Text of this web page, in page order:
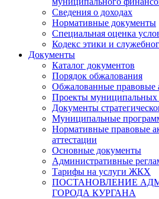
Сведения о доходах
Нормативные документы
Специальная оценка
Кодекс этики и
Документы
Каталог документов
Порядок обжалования
Обжалованные правовые
Проекты муниципальных
Документы
Муниципальные
Нормативные правовые
аттестации
Основные документы
Административные
Тарифы на услуги ЖКХ
ПОСТАНОВЛЕНИЕ
ГОРОДА КУРГАНА